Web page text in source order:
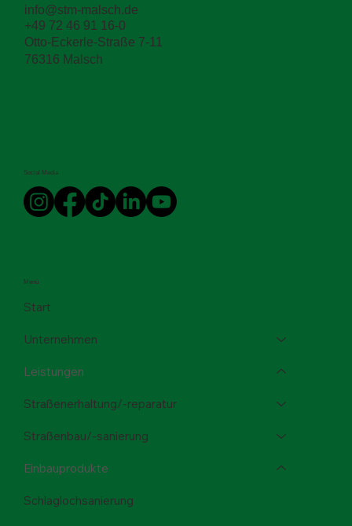
Menü
Start
Unternehmen
Leistungen
Straßenerhaltung/-reparatur
Straßenbau/-sanierung
Einbauprodukte
Schlaglochsanierung
info@stm-malsch.de
+49 72 46 91 16-0
Otto-Eckerle-Straße 7-11
76316 Malsch
Social Media